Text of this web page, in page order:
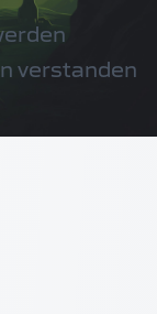
verstanden